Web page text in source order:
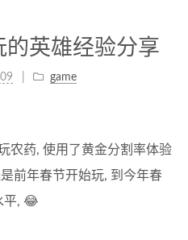
的英雄经验分享
game
农药, 使用了黄金分割率体验
前年春节开始玩, 到今年春
平, 😂